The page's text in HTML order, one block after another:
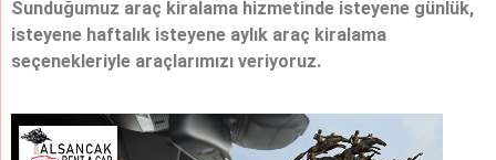
Sunduğumuz araç kiralama hizmetinde isteyene günlük,
isteyene haftalık isteyene aylık araç kiralama
seçenekleriyle araçlarımızı veriyoruz.